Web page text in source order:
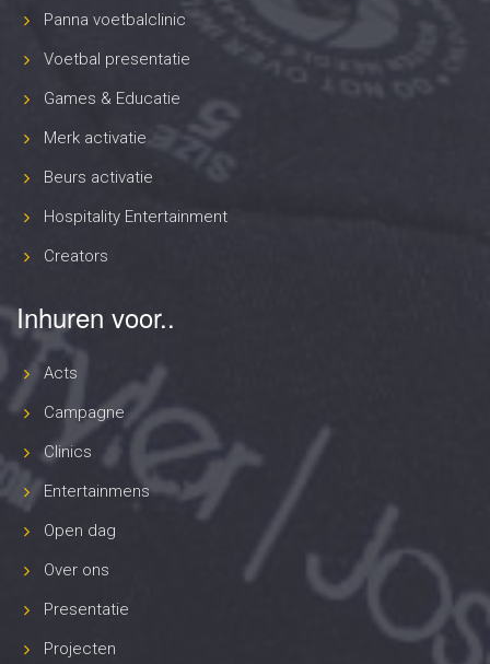
Panna voetbalclinic
Voetbal presentatie
Games & Educatie
Merk activatie
Beurs activatie
Hospitality Entertainment
Creators
Inhuren voor..
Acts
Campagne
Clinics
Entertainmens
Open dag
Over ons
Presentatie
Projecten